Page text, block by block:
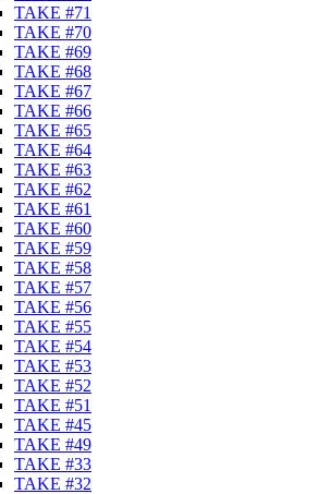
TAKE #71
TAKE #70
TAKE #69
TAKE #68
TAKE #67
TAKE #66
TAKE #65
TAKE #64
TAKE #63
TAKE #62
TAKE #61
TAKE #60
TAKE #59
TAKE #58
TAKE #57
TAKE #56
TAKE #55
TAKE #54
TAKE #53
TAKE #52
TAKE #51
TAKE #45
TAKE #49
TAKE #33
TAKE #32